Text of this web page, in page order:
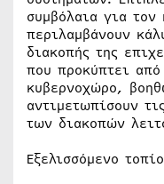
συμβόλαια για
περιλαμβάνουν
διακοπής της
που προκύπτει
κυβερνοχώρο,
αντιμετωπίσουν
των διακοπών
Εξελισσόμενο τοπίο